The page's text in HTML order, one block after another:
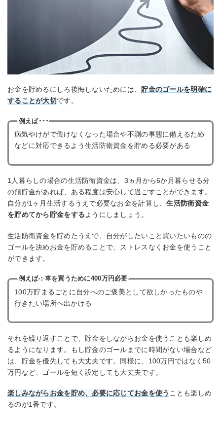
お金を貯めるにしろ後悔しないためには、 貯金のゴールを明確に
することが大切です。
例えば･･･
病気やけがで働けなくなった場合や不測の事態に備えるため
などに対応できるよう生活防衛資金を貯める必要がある
1人暮らしの場合の生活防衛資金は、3ヵ月から6か月暮らせる分
の預貯金があれば、ある程度は安心して過ごすことができます。
自分が1ヶ月生活するうえで必要なお金を計算し、生活防衛資金
を貯めてから貯金をするようにしましょう。
生活防衛資金を貯めたうえで、自分がしたいこと買いたいものの
ゴールを決めお金を貯めることで、ストレスなくお金を使うこと
ができます。
例えば：車を買うために400万円必要
100万貯まるごとに自分へのご褒美として欲しかったものや
行きたい場所へ出かける
それを繰り返すことで、貯金をしながらお金を使うことも楽しめ
るようになります。もし貯金のゴールまでに時間がない場合など
は、貯金を優先しても大丈夫です。同様に、100万円ではなく50
万円など、ゴールを短く設定しても大丈夫です。
楽しみながらお金を貯め、必要に応じてお金を使う ことも楽しめ
るのが1番です。